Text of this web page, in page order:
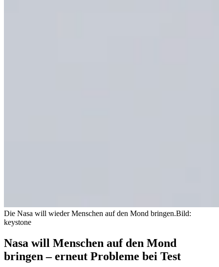
Die Nasa will wieder Menschen auf den Mond bringen.Bild:
keystone
Nasa will Menschen auf den Mond
bringen – erneut Probleme bei Test